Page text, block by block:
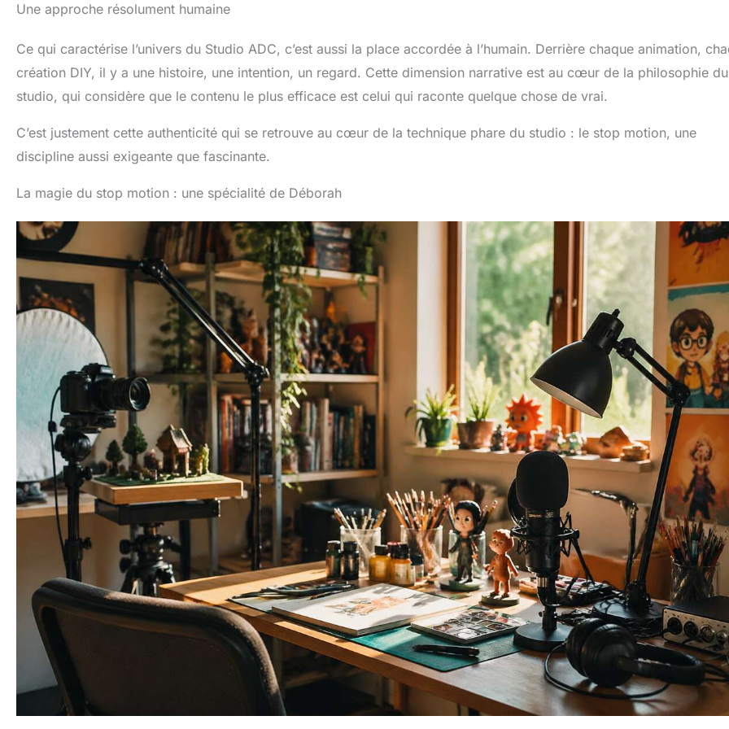
Une approche résolument humaine
Ce qui caractérise l’univers du Studio ADC, c’est aussi la place accordée à l’humain. Derrière chaque animation,
création DIY, il y a une histoire, une intention, un regard. Cette dimension narrative est au cœur de la philosophie du
studio, qui considère que le contenu le plus efficace est celui qui raconte quelque chose de vrai.
C’est justement cette authenticité qui se retrouve au cœur de la technique phare du studio : le stop motion, une
discipline aussi exigeante que fascinante.
La magie du stop motion : une spécialité de Déborah